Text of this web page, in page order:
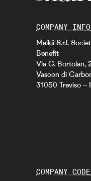
COMPANY INFO
Maikii S.r.l.
Benefit
Via G. Bortolan,
Vascon di
31050 Treviso –
COMPANY CODE